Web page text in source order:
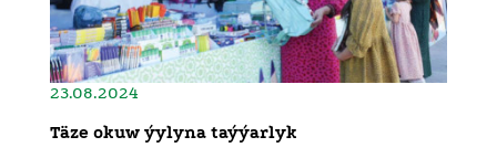
23.08.2024
Täze okuw ýylyna taýýarlyk